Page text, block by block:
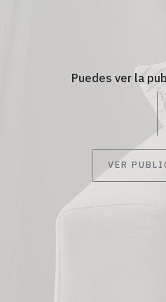
Puedes ver la
VER